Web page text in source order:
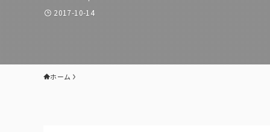
2017-10-14
ホーム